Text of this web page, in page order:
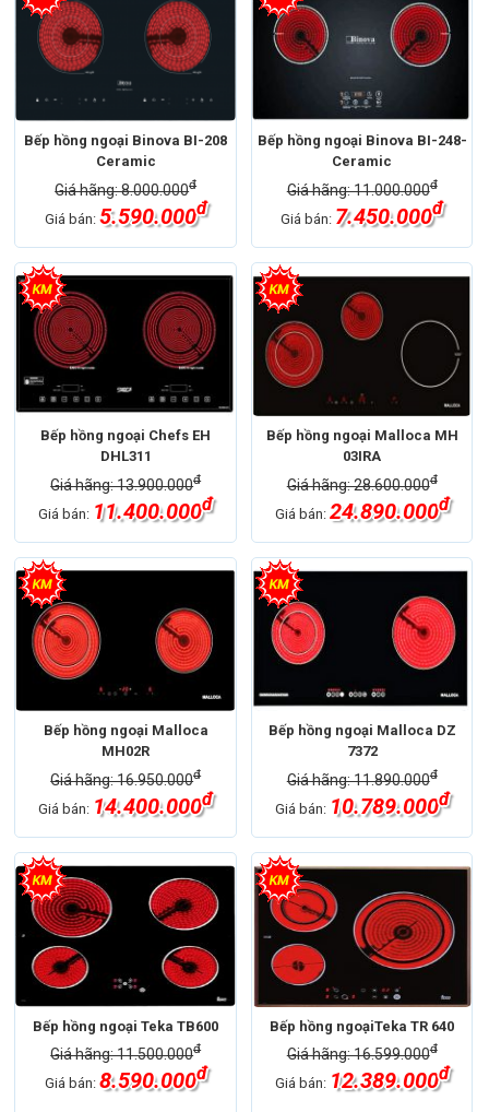
Bếp hồng ngoại Binova BI-208
Ceramic
Giá hãng: 8.000.000đ
Giá bán: 5.590.000đ
Bếp hồng ngoại Binova BI-248-
Ceramic
Giá hãng: 11.000.000đ
Giá bán: 7.450.000đ
Bếp hồng ngoại Chefs EH
DHL311
Giá hãng: 13.900.000đ
Giá bán: 11.400.000đ
Bếp hồng ngoại Malloca MH
03IRA
Giá hãng: 28.600.000đ
Giá bán: 24.890.000đ
Bếp hồng ngoại Malloca
MH02R
Giá hãng: 16.950.000đ
Giá bán: 14.400.000đ
Bếp hồng ngoại Malloca DZ
7372
Giá hãng: 11.890.000đ
Giá bán: 10.789.000đ
Bếp hồng ngoại Teka TB600
Giá hãng: 11.500.000đ
Giá bán: 8.590.000đ
Bếp hồng ngoạiTeka TR 640
Giá hãng: 16.599.000đ
Giá bán: 12.389.000đ